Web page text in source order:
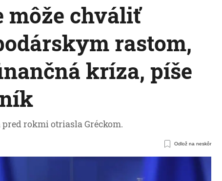
môže chváliť
rastom,
kríza, píše
rokmi otriasla Gréckom.
Odlož na neskôr